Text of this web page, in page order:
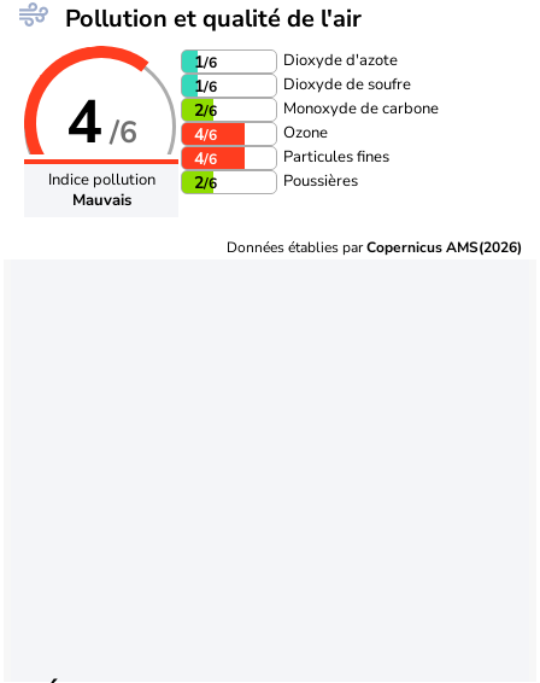
Pollution et qualité de l'air
4/6
Indice pollution
Mauvais
1/6 Dioxyde d'azote
1/6 Dioxyde de soufre
2/6 Monoxyde de carbone
4/6 Ozone
4/6 Particules fines
2/6 Poussières
Données établies parCopernicus AMS(2026)